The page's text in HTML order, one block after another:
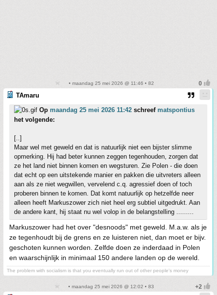
• maandag 25 mei 2026 @ 11:46 • 82
TAmaru
Op maandag 25 mei 2026 11:42 schreef matspontius
het volgende:
[..]
Maar wel met geweld en dat is natuurlijk niet een bijster slimme
opmerking. Hij had beter kunnen zeggen tegenhouden, zorgen dat
ze het land niet binnen komen en wegsturen. Zie Polen - die doen
dat echt op een uitstekende manier en pakken die uitvreters alleen
aan als ze niet wegwillen, vervelend c.q. agressief doen of toch
proberen binnen te komen. Dat komt natuurlijk op hetzelfde neer
alleen heeft Markuszower zich niet heel erg subtiel uitgedrukt. Aan
de andere kant, hij staat nu wel volop in de belangstelling .........
Markuszower had het over "desnoods" met geweld. M.a.w. als je
ze tegenhoudt bij de grens en ze luisteren niet, dan moet er bijv.
geschoten kunnen worden. Zelfde doen ze inderdaad in Polen
en waarschijnlijk in minimaal 150 andere landen op de wereld.
The problem with socialism is that you eventually run out of other people's money
• maandag 25 mei 2026 @ 12:02 • 83